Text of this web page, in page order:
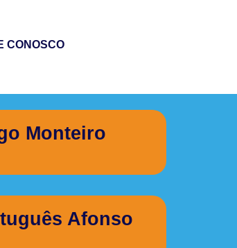
CONOSCO
Monteiro
Afonso